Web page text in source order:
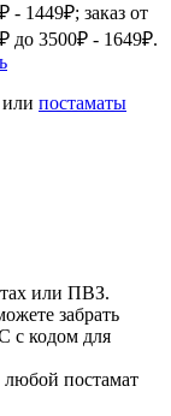
- 1449₽; заказ от
до 3500₽ - 1649₽.
или постаматы
или ПВЗ.
забрать
с кодом для
любой постамат